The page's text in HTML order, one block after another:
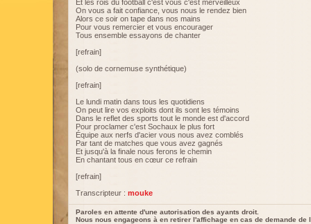
Et les rois du football c'est vous c'est merveilleux
On vous a fait confiance, vous nous le rendez bien
Alors ce soir on tape dans nos mains
Pour vous remercier et vous encourager
Tous ensemble essayons de chanter
[refrain]
(solo de cornemuse synthétique)
[refrain]
Le lundi matin dans tous les quotidiens
On peut lire vos exploits dont ils sont les témoins
Dans le reflet des sports tout le monde est d'accord
Pour proclamer c'est Sochaux le plus fort
Équipe aux nerfs d'acier vous nous avez comblés
Par tant de matches que vous avez gagnés
Et jusqu'à la finale nous ferons le chemin
En chantant tous en cœur ce refrain
[refrain]
Transcripteur : mouke
Paroles en attente d'une autorisation des ayants droit.
Nous nous engageons à en retirer l'affichage en cas de demande de